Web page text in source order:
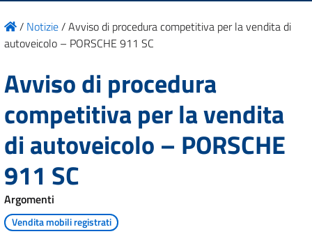
/ Notizie/Avviso di procedura competitiva per la vendita di
autoveicolo – PORSCHE 911 SC
Avviso di procedura
competitiva per la vendita
di autoveicolo – PORSCHE
911 SC
Argomenti
Vendita mobili registrati